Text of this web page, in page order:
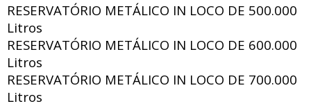
RESERVATÓRIO METÁLICO IN LOCO DE 500.000
Litros
RESERVATÓRIO METÁLICO IN LOCO DE 600.000
Litros
RESERVATÓRIO METÁLICO IN LOCO DE 700.000
Litros